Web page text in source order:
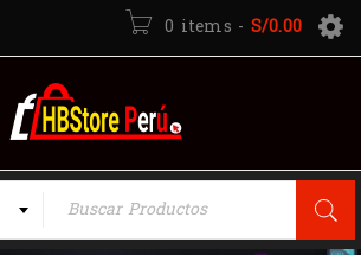
0 items - S/0.00